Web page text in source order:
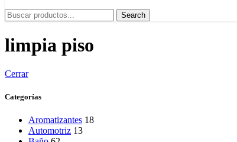
Search
limpia piso
Cerrar
Categorías
Aromatizantes 18
Automotriz 13